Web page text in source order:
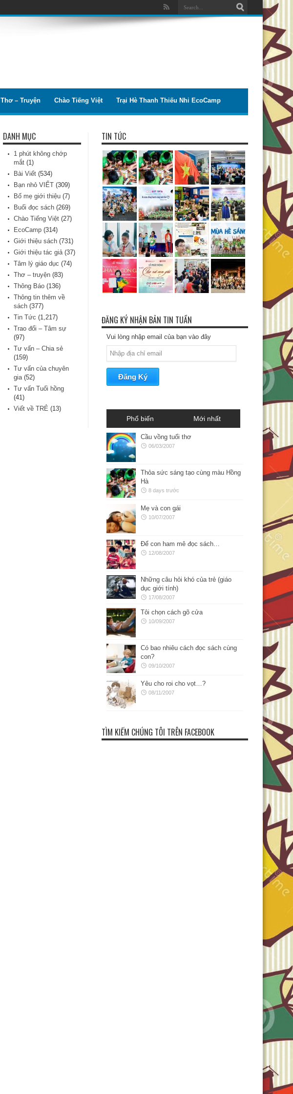
Thơ – Truyện Chào Tiếng Việt Trại Hè Thanh Thiếu Nhi EcoCamp
DANH MỤC
1 phút không chớp
mắt (1)
Bài Viết (534)
Bạn nhỏ VIẾT (309)
Bố mẹ giới thiệu (7)
Buổi đọc sách (269)
Chào Tiếng Việt (27)
EcoCamp (314)
Giới thiệu sách (731)
Giới thiệu tác giả(37)
Tâm lý giáo dục (74)
Thơ – truyện (83)
Thông Báo (136)
Thông tin thêm về
sách (377)
Tin Tức (1,217)
Trao đổi – Tâm sự
(97)
Tư vấn – Chia sẻ
(159)
Tư vấn của chuyên
gia(52)
Tư vấn Tuổi hồng
(41)
Viết về TRẺ (13)
TIN TỨC
ĐĂNG KÝ NHẬN BẢN TIN TUẦN
Vui lòng nhập email của bạn vào đây
Phổ biến Mới nhất
Cầu vồng tuổi thơ
06/03/2007
Thỏa sức sáng tạo cùng màu Hồng
Hà
8 days trước
Mẹ và con gái
10/07/2007
Để con ham mê đọc sách…
12/08/2007
Những câu hỏi khó của trẻ (giáo
dục giới tính)
17/08/2007
Tôi chọn cách gõ cửa
10/09/2007
Có bao nhiêu cách đọc sách cùng
con?
09/10/2007
Yêu cho roi cho vọt…?
08/11/2007
TÌM KIẾM CHÚNG TÔI TRÊN FACEBOOK